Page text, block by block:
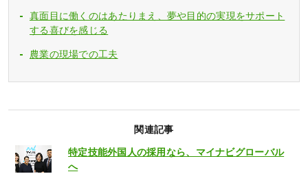
真面目に働くのはあたりまえ、夢や目的の実現をサポート
する喜びを感じる
農業の現場での工夫
関連記事
特定技能外国人の採用なら、マイナビグローバル
へ